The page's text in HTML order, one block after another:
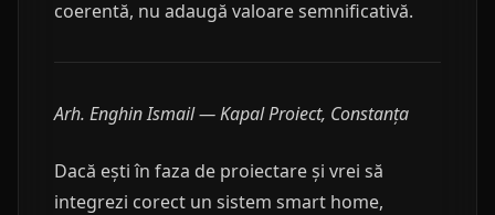
coerentă, nu adaugă valoare semnificativă.
Arh. Enghin Ismail — Kapal Proiect, Constanța
Dacă ești în faza de proiectare și vrei să
integrezi corect un sistem smart home,